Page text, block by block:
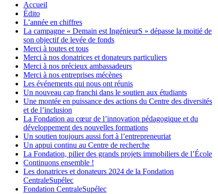
Accueil
Édito
L’année en chiffres
La campagne « Demain est IngénieurS » dépasse la moitié de
son objectif de levée de fonds
Merci à toutes et tous
Merci à nos donatrices et donateurs particuliers
Merci à nos précieux ambassadeurs
Merci à nos entreprises mécènes
Les événements qui nous ont réunis
Un nouveau cap franchi dans le soutien aux étudiants
Une montée en puissance des actions du Centre des diversités
et de l’inclusion
La Fondation au cœur de l’innovation pédagogique et du
développement des nouvelles formations
Un soutien toujours aussi fort à l’entrepreneuriat
Un appui continu au Centre de recherche
La Fondation, pilier des grands projets immobiliers de l’École
Continuons ensemble !
Les donatrices et donateurs 2024 de la Fondation
CentraleSupélec
Fondation CentraleSupélec